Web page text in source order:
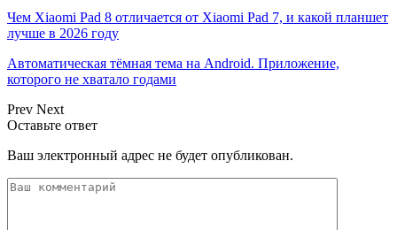
Чем Xiaomi Pad 8 отличается от Xiaomi Pad 7, и какой планшет
лучше в 2026 году
Автоматическая тёмная тема на Android. Приложение,
которого не хватало годами
Prev Next
Оставьте ответ
Ваш электронный адрес не будет опубликован.